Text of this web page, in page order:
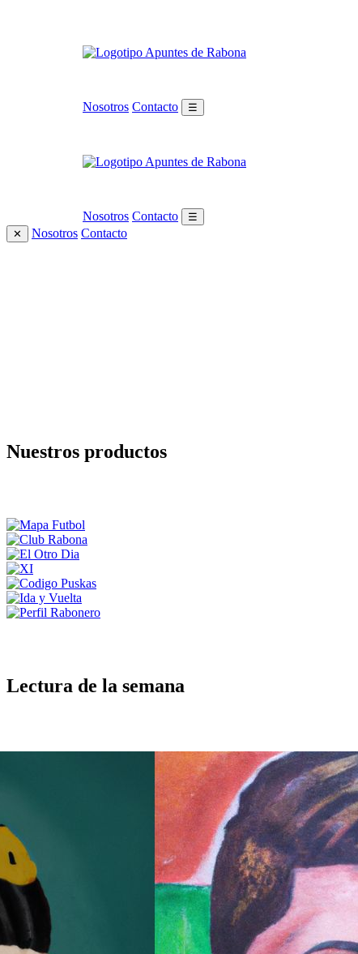
Nosotros Contacto ☰
Nosotros Contacto
☰
✕
Nosotros Contacto
Nuestros productos
Lectura de la semana